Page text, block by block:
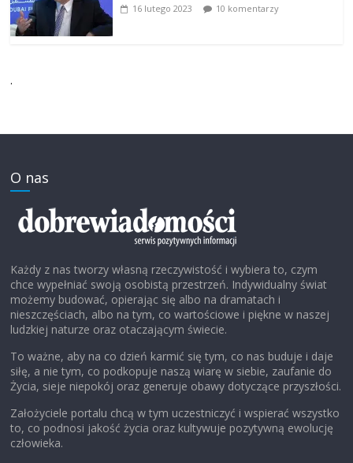
16 lutego 2023 10 komentarzy
.
O nas
Każdy z nas tworzy własną rzeczywistość i wybiera to, czym
chce wypełniać swoją osobistą przestrzeń. Indywidualny świat
możemy budować, opierając się albo na dramatach i
nieszczęściach, albo na tym, co wartościowe i piękne w naszej
ludzkiej naturze oraz otaczającym świecie.
To ważne, aby na co dzień karmić się tym, co nas buduje i daje
siłę, a nie tym, co podkopuje naszą wiarę w siebie, zaufanie do
Życia, sieje niepokój oraz generuje obawy dotyczące przyszłości.
Założyciele portalu chcą w tym uczestniczyć i wspierać wszystko
to, co podnosi jakość życia oraz kultywuje pozytywną ewolucję
człowieka.